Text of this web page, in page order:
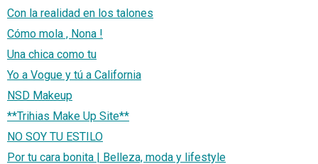
Con la realidad en los talones
Cómo mola , Nona !
Una chica como tu
Yo a Vogue y tú a California
NSD Makeup
**Trihias Make Up Site**
NO SOY TU ESTILO
Por tu cara bonita | Belleza, moda y lifestyle